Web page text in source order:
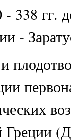
338 гг.
-
Греции